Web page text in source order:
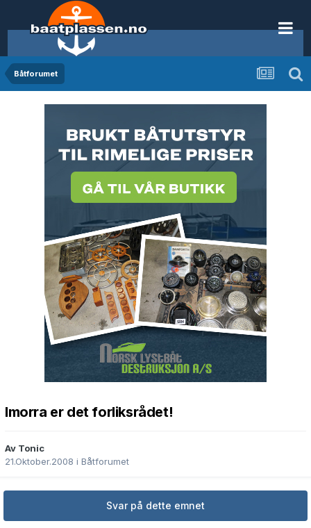
Båtforumet
Imorra er det forliksrådet!
Av Tonic
21.Oktober.2008 i Båtforumet
Svar på dette emnet